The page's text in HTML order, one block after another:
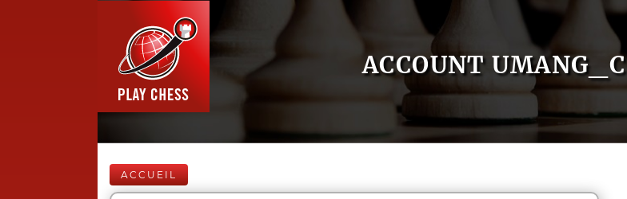
ACCOUNT UMANG_C
ACCUEIL